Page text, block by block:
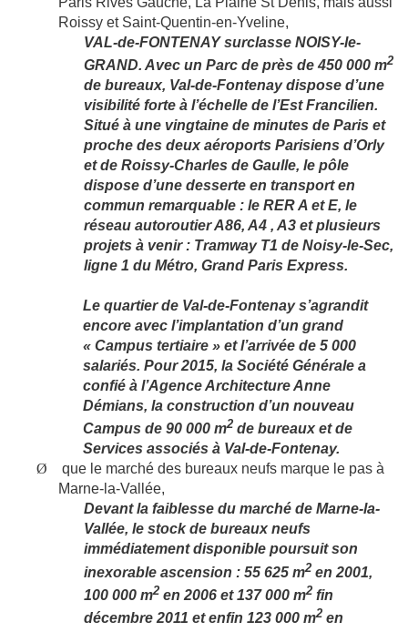
Roissy et Saint-Quentin-en-Yveline,
VAL-de-FONTENAY surclasse NOISY-le-
GRAND. Avec un Parc de près de 450 000 m2
de bureaux, Val-de-Fontenay dispose d’une
visibilité forte à l’échelle de l’Est Francilien.
Situé à une vingtaine de minutes de Paris et
proche des deux aéroports Parisiens d’Orly
et de Roissy-Charles de Gaulle, le pôle
dispose d’une desserte en transport en
commun remarquable : le RER A et E, le
réseau autoroutier A86, A4 , A3 et plusieurs
projets à venir : Tramway T1 de Noisy-le-Sec,
ligne 1 du Métro, Grand Paris Express.
Le quartier de Val-de-Fontenay s’agrandit
encore avec l’implantation d’un grand
« Campus tertiaire » et l’arrivée de 5 000
salariés. Pour 2015, la Société Générale a
confié à l’Agence Architecture Anne
Démians, la construction d’un nouveau
Campus de 90 000 m2 de bureaux et de
Services associés à Val-de-Fontenay.
Ø
que le marché des bureaux neufs marque le pas à
Marne-la-Vallée,
Devant la faiblesse du marché de Marne-la-
Vallée, le stock de bureaux neufs
immédiatement disponible poursuit son
inexorable ascension : 55 625 m2en 2001,
100 000 m2en 2006 et 137 000 m2fin
décembre 2011 et enfin 123 000 m2en